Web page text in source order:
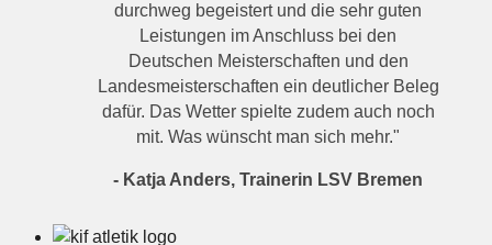
durchweg begeistert und die sehr guten
Leistungen im Anschluss bei den
Deutschen Meisterschaften und den
Landesmeisterschaften ein deutlicher Beleg
dafür. Das Wetter spielte zudem auch noch
mit. Was wünscht man sich mehr."
- Katja Anders, Trainerin LSV Bremen